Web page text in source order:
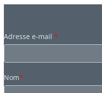
Adresse e-mail *
Nom*